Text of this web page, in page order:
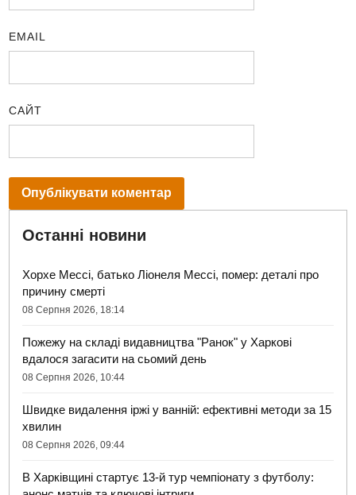
EMAIL
САЙТ
Останні новини
Хорхе Мессі, батько Ліонеля Мессі, помер: деталі про
причину смерті
08 Серпня 2026, 18:14
Пожежу на складі видавництва "Ранок" у Харкові
вдалося загасити на сьомий день
08 Серпня 2026, 10:44
Швидке видалення іржі у ванній: ефективні методи за 15
хвилин
08 Серпня 2026, 09:44
В Харківщині стартує 13-й тур чемпіонату з футболу: